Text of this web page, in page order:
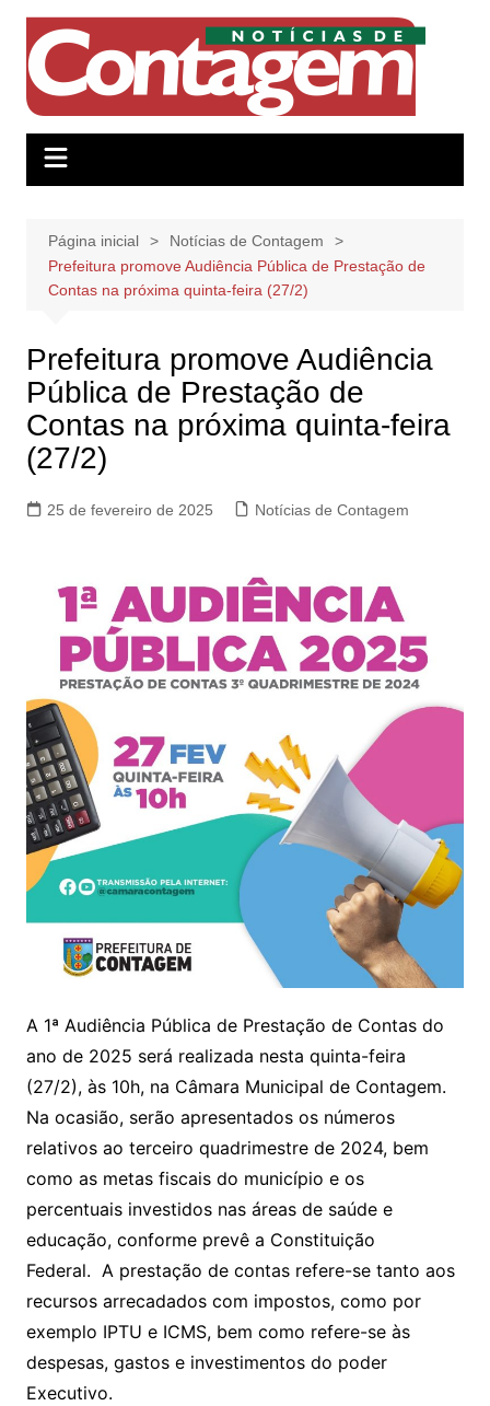
conteúdo
Página inicial
Notícias de Contagem
Prefeitura promove Audiência Pública de Prestação de
Contas na próxima quinta-feira (27/2)
Prefeitura promove Audiência
Pública de Prestação de
Contas na próxima quinta-feira
(27/2)
25 de fevereiro de 2025 Notícias de Contagem
A 1ª Audiência Pública de Prestação de Contas do
ano de 2025 será realizada nesta quinta-feira
(27/2), às 10h, na Câmara Municipal de Contagem.
Na ocasião, serão apresentados os números
relativos ao terceiro quadrimestre de 2024, bem
como as metas fiscais do município e os
percentuais investidos nas áreas de saúde e
educação, conforme prevê a Constituição
Federal. A prestação de contas refere-se tanto aos
recursos arrecadados com impostos, como por
exemplo IPTU e ICMS, bem como refere-se às
despesas, gastos e investimentos do poder
Executivo.